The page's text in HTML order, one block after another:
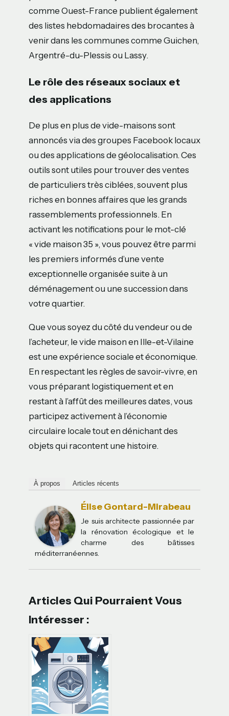
comme Ouest-France publient également
des listes hebdomadaires des brocantes à
venir dans les communes comme Guichen,
Argentré-du-Plessis ou Lassy.
Le rôle des réseaux sociaux et
des applications
De plus en plus de vide-maisons sont
annoncés via des groupes Facebook locaux
ou des applications de géolocalisation. Ces
outils sont utiles pour trouver des ventes
de particuliers très ciblées, souvent plus
riches en bonnes affaires que les grands
rassemblements professionnels. En
activant les notifications pour le mot-clé
« vide maison 35 », vous pouvez être parmi
les premiers informés d’une vente
exceptionnelle organisée suite à un
déménagement ou une succession dans
votre quartier.
Que vous soyez du côté du vendeur ou de
l’acheteur, le vide maison en Ille-et-Vilaine
est une expérience sociale et économique.
En respectant les règles de savoir-vivre, en
vous préparant logistiquement et en
restant à l’affût des meilleures dates, vous
participez activement à l’économie
circulaire locale tout en dénichant des
objets qui racontent une histoire.
À propos Articles récents
Élise Gontard-Mirabeau
Je suis architecte passionnée par
la rénovation écologique et le
charme des bâtisses
méditerranéennes.
Articles Qui Pourraient Vous
Intéresser :